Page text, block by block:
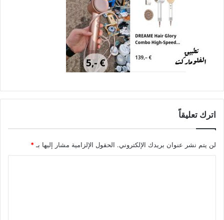
اترك تعليقاً
لن يتم نشر عنوان بريدك الإلكتروني. الحقول الإلزامية مشار إليها بـ *